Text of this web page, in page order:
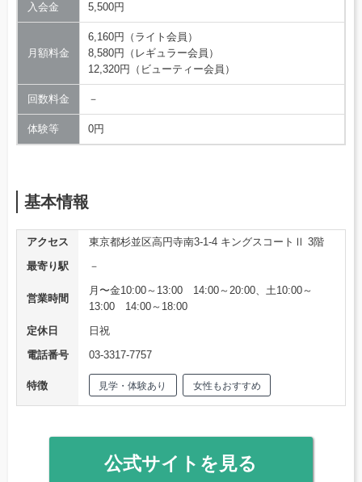
入会金 5,500円
月額料金
6,160円（ライト会員）
8,580円（レギュラー会員）
12,320円（ビューティー会員）
回数料金 －
体験等 0円
基本情報
アクセス
東京都杉並区高円寺南3-1-4 キングスコートⅡ 3階
最寄り駅
－
営業時間
月〜金10:00～13:00 14:00～20:00、土10:00～
13:00 14:00～18:00
定休日
日祝
電話番号
03-3317-7757
特徴 見学・体験あり 女性もおすすめ
公式サイトを見る